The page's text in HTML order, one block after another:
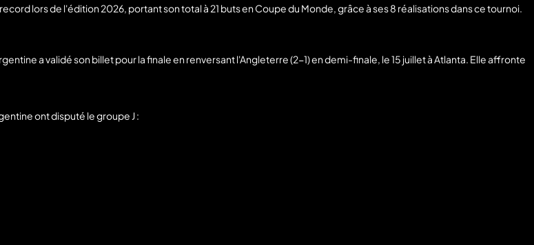
lors de l'édition 2026, portant son total à 21 buts en Coupe du Monde, grâce à ses 8 réalisations dans ce tournoi.
a validé son billet pour la finale en renversant l'Angleterre (2-1) en demi-finale, le 15 juillet à Atlanta. Elle affronte
ont disputé le groupe J :